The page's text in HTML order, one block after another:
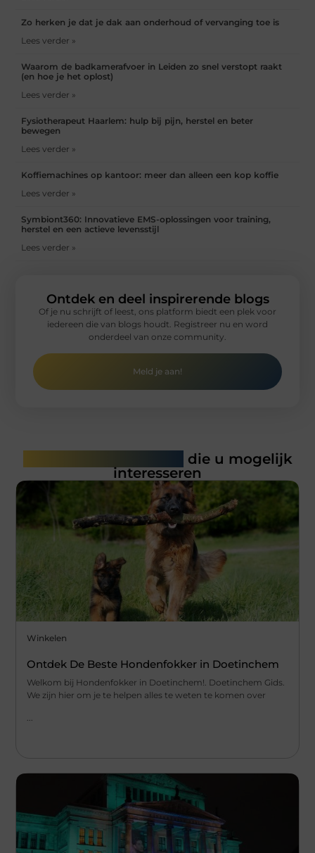
Zo herken je dat je dak aan onderhoud of vervanging toe is
Lees verder »
Waarom de badkamerafvoer in Leiden zo snel verstopt raakt
(en hoe je het oplost)
Lees verder »
Fysiotherapeut Haarlem: hulp bij pijn, herstel en beter
bewegen
Lees verder »
Koffiemachines op kantoor: meer dan alleen een kop koffie
Lees verder »
Symbiont360: Innovatieve EMS-oplossingen voor training,
herstel en een actieve levensstijl
Lees verder »
Ontdek en deel inspirerende blogs
Of je nu schrijft of leest, ons platform biedt een plek voor
iedereen die van blogs houdt. Registreer nu en word
onderdeel van onze community.
Meld je aan!
die u mogelijk
interesseren
Winkelen
Ontdek De Beste Hondenfokker in Doetinchem
Welkom bij Hondenfokker in Doetinchem!. Doetinchem Gids.
We zijn hier om je te helpen alles te weten te komen over
...